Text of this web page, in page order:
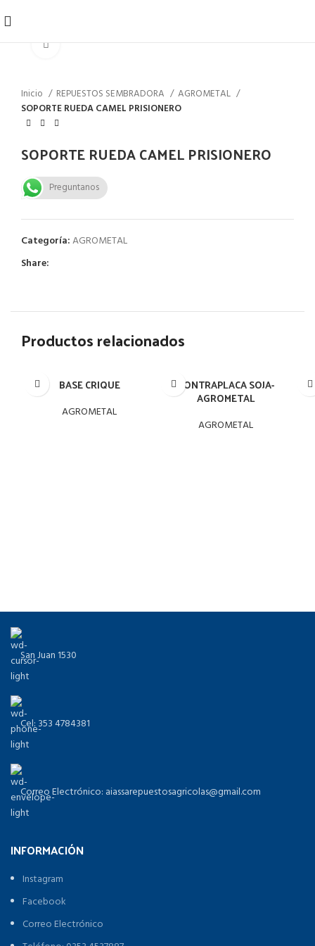
Inicio REPUESTOS SEMBRADORA
AGROMETAL
SOPORTE RUEDA CAMEL PRISIONERO
SOPORTE RUEDA CAMEL PRISIONERO
Preguntanos
Categoría:AGROMETAL
Share:
Productos relacionados
BASE CRIQUE
AGROMETAL
CONTRAPLACA SOJA-
AGROMETAL
AGROMETAL
San Juan 1530
Cel: 353 4784381
Correo Electrónico: aiassarepuestosagricolas@gmail.com
INFORMACIÓN
Instagram
Facebook
Correo Electrónico